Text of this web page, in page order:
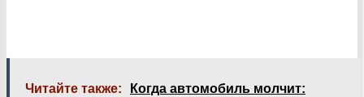
Читайте также: Когда автомобиль молчит: